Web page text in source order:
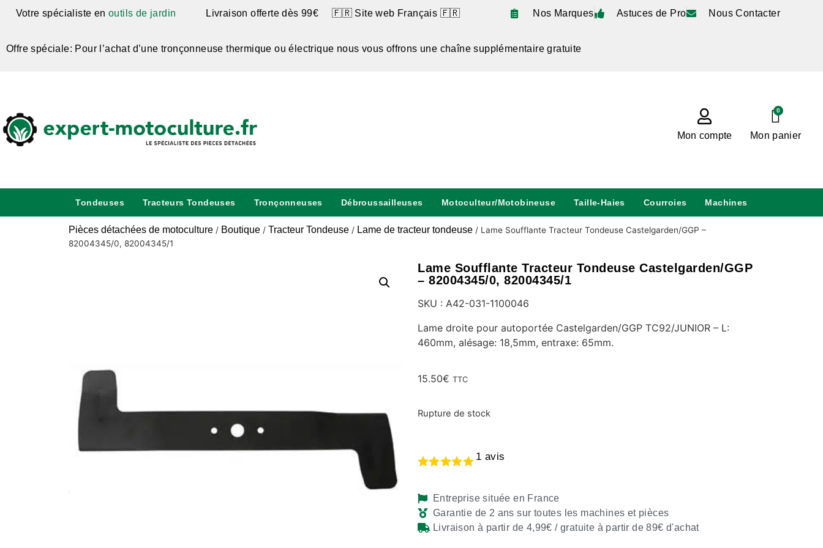
Votre spécialiste en outils de jardin Livraison offerte dès 99€ 🇫🇷 Site web Français 🇫🇷 Nos Marques Astuces de Pro Nous Contacter
Offre spéciale: Pour l’achat d’une tronçonneuse thermique ou électrique nous vous offrons une chaîne supplémentaire gratuite
Mon compte
0
Mon panier
Tondeuses Tracteurs Tondeuses Tronçonneuses Débroussailleuses Motoculteur/Motobineuse Taille-Haies Courroies Machines
Pièces détachées de motoculture / Boutique / Tracteur Tondeuse / Lame de tracteur tondeuse / Lame Soufflante Tracteur Tondeuse Castelgarden/GGP –
82004345/0, 82004345/1
Lame Soufflante Tracteur Tondeuse Castelgarden/GGP
– 82004345/0, 82004345/1
SKU : A42-031-1100046
Lame droite pour autoportée Castelgarden/GGP TC92/JUNIOR – L:
460mm, alésage: 18,5mm, entraxe: 65mm.
15.50€ TTC
Rupture de stock
1 avis
Entreprise située en France
Garantie de 2 ans sur toutes les machines et pièces
Livraison à partir de 4,99€ / gratuite à partir de 89€ d'achat